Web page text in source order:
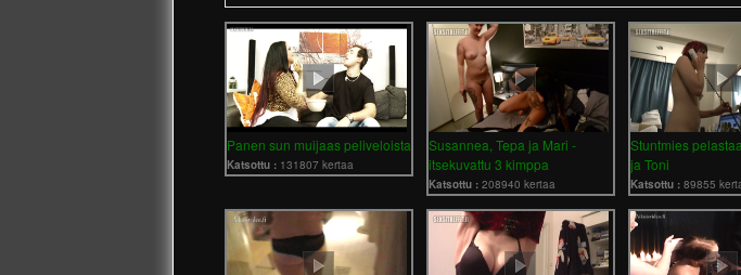
Panen sun muijaas peliveloista
Katsottu : 131807 kertaa
Susannea, Tepa ja Mari -
itsekuvattu 3 kimppa
Katsottu :208940 kertaa
Stuntmies
ja Toni
Katsottu :89855